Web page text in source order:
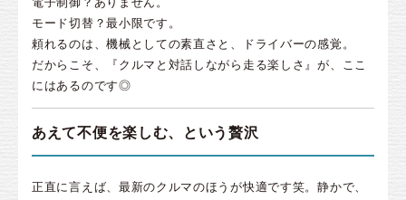
モード切替？最小限です。
頼れるのは、機械としての素直さと、ドライバーの感覚。
だからこそ、『クルマと対話しながら走る楽しさ』が、ここ
にはあるのです◎
あえて不便を楽しむ、という贅沢
正直に言えば、最新のクルマのほうが快適です笑。静かで、